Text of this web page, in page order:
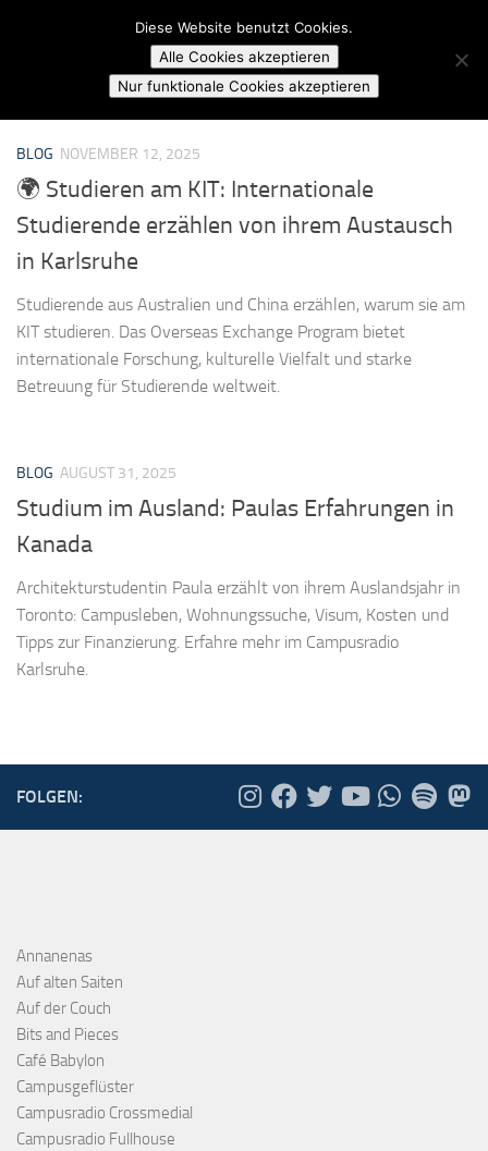
Skip to content
Campusradio Karlsruhe
MARKIERT:BADEN WÜRTTEMBERG STIPENDIUM
BLOG NOVEMBER 12, 2025
🌍 Studieren am KIT: Internationale
Studierende erzählen von ihrem Austausch
in Karlsruhe
Studierende aus Australien und China erzählen, warum sie am
KIT studieren. Das Overseas Exchange Program bietet
internationale Forschung, kulturelle Vielfalt und starke
Betreuung für Studierende weltweit.
BLOG AUGUST 31, 2025
Studium im Ausland: Paulas Erfahrungen in
Kanada
Architekturstudentin Paula erzählt von ihrem Auslandsjahr in
Toronto: Campusleben, Wohnungssuche, Visum, Kosten und
Tipps zur Finanzierung. Erfahre mehr im Campusradio
Karlsruhe.
FOLGEN:
Annanenas
Auf alten Saiten
Auf der Couch
Bits and Pieces
Café Babylon
Campusgeflüster
Campusradio Crossmedial
Campusradio Fullhouse
Diese Website benutzt Cookies.
Alle Cookies akzeptieren
Nur funktionale Cookies akzeptieren